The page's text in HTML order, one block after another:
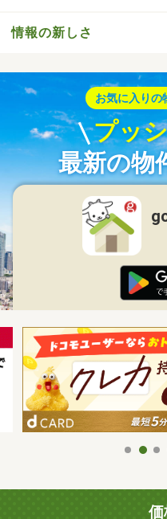
情報の新しさ
お気に入りの
プッ
最新の物